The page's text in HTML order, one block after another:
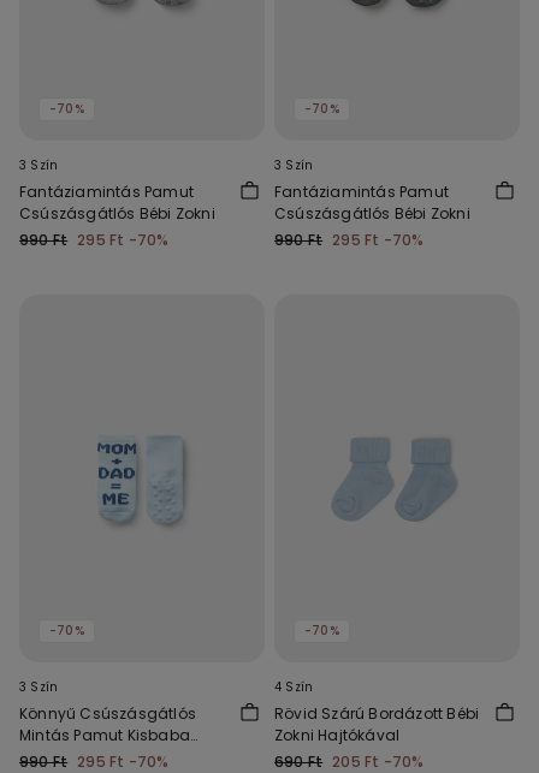
-70%
3 Szín
Fantáziamintás Pamut
Csúszásgátlós Bébi Zokni
990 Ft 295 Ft -70%
-70%
3 Szín
Fantáziamintás Pamut
Csúszásgátlós Bébi Zokni
990 Ft 295 Ft -70%
-70%
3 Szín
Könnyű Csúszásgátlós
Mintás Pamut Kisbaba
Zokni
990 Ft 295 Ft -70%
-70%
4 Szín
Rövid Szárú Bordázott Bébi
Zokni Hajtókával
690 Ft 205 Ft -70%